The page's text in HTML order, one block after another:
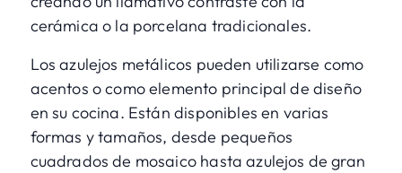
cerámica o la porcelana tradicionales.
Los azulejos metálicos pueden utilizarse como
acentos o como elemento principal de diseño
en su cocina. Están disponibles en varias
formas y tamaños, desde pequeños
cuadrados de mosaico hasta azulejos de gran